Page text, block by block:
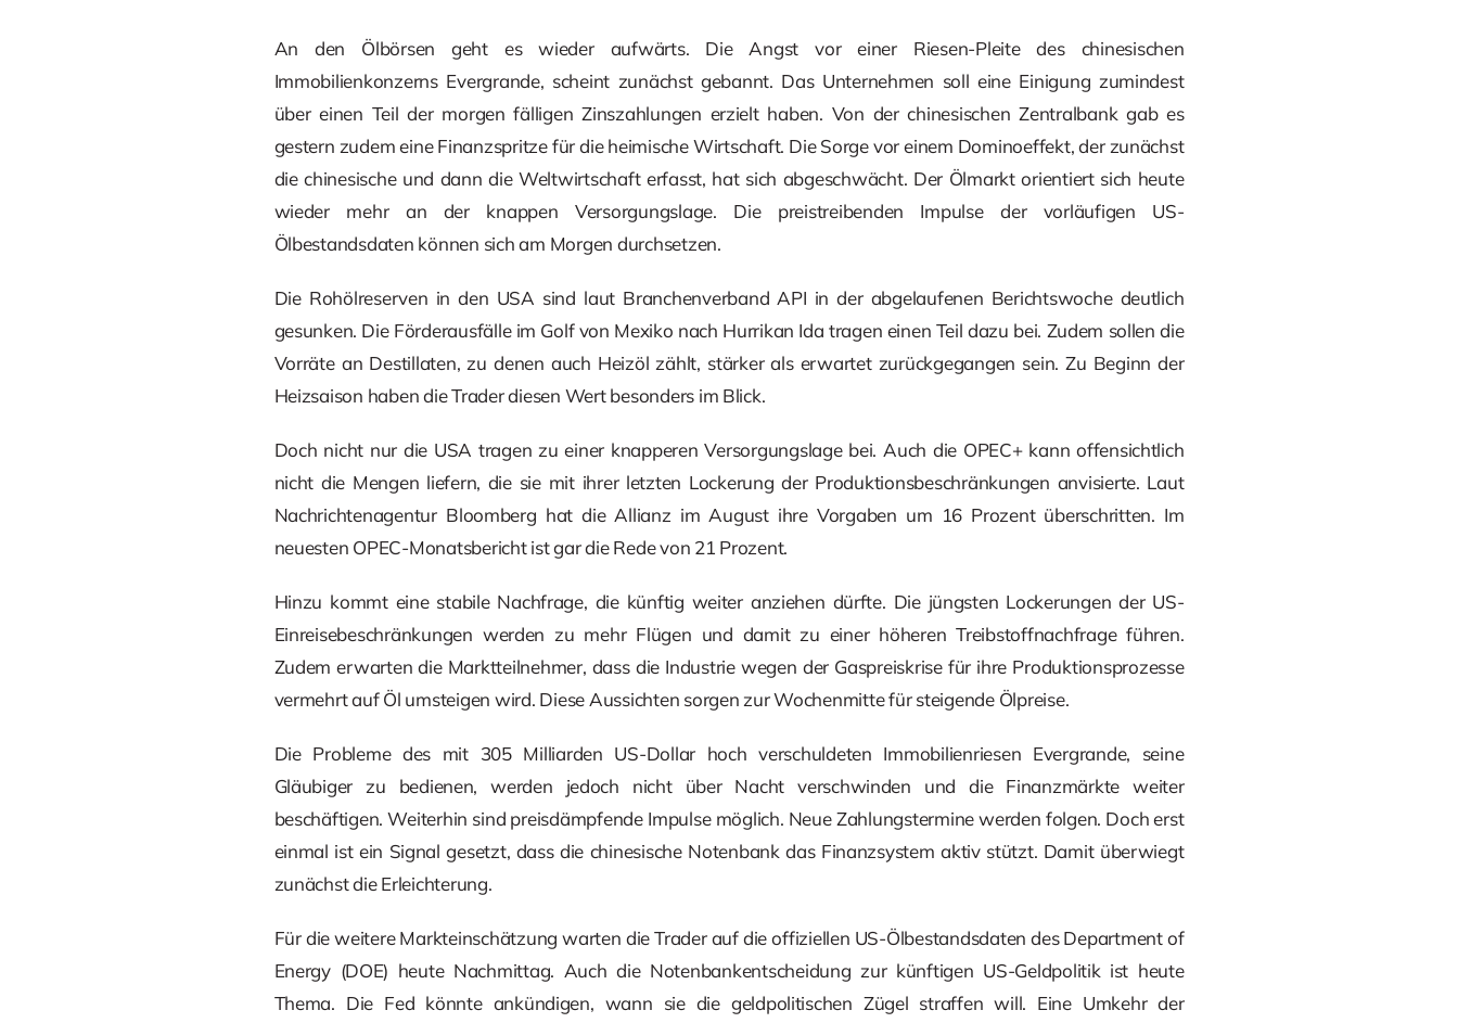
An den Ölbörsen geht es wieder aufwärts. Die Angst vor einer Riesen-Pleite des chinesischen
Immobilienkonzerns Evergrande, scheint zunächst gebannt. Das Unternehmen soll eine Einigung zumindest
über einen Teil der morgen fälligen Zinszahlungen erzielt haben. Von der chinesischen Zentralbank gab es
gestern zudem eine Finanzspritze für die heimische Wirtschaft. Die Sorge vor einem Dominoeffekt, der zunächst
die chinesische und dann die Weltwirtschaft erfasst, hat sich abgeschwächt. Der Ölmarkt orientiert sich heute
wieder mehr an der knappen Versorgungslage. Die preistreibenden Impulse der vorläufigen US-
Ölbestandsdaten können sich am Morgen durchsetzen.
Die Rohölreserven in den USA sind laut Branchenverband API in der abgelaufenen Berichtswoche deutlich
gesunken. Die Förderausfälle im Golf von Mexiko nach Hurrikan Ida tragen einen Teil dazu bei. Zudem sollen die
Vorräte an Destillaten, zu denen auch Heizöl zählt, stärker als erwartet zurückgegangen sein. Zu Beginn der
Heizsaison haben die Trader diesen Wert besonders im Blick.
Doch nicht nur die USA tragen zu einer knapperen Versorgungslage bei. Auch die OPEC+ kann offensichtlich
nicht die Mengen liefern, die sie mit ihrer letzten Lockerung der Produktionsbeschränkungen anvisierte. Laut
Nachrichtenagentur Bloomberg hat die Allianz im August ihre Vorgaben um 16 Prozent überschritten. Im
neuesten OPEC-Monatsbericht ist gar die Rede von 21 Prozent.
Hinzu kommt eine stabile Nachfrage, die künftig weiter anziehen dürfte. Die jüngsten Lockerungen der US-
Einreisebeschränkungen werden zu mehr Flügen und damit zu einer höheren Treibstoffnachfrage führen.
Zudem erwarten die Marktteilnehmer, dass die Industrie wegen der Gaspreiskrise für ihre Produktionsprozesse
vermehrt auf Öl umsteigen wird. Diese Aussichten sorgen zur Wochenmitte für steigende Ölpreise.
Die Probleme des mit 305 Milliarden US-Dollar hoch verschuldeten Immobilienriesen Evergrande, seine
Gläubiger zu bedienen, werden jedoch nicht über Nacht verschwinden und die Finanzmärkte weiter
beschäftigen. Weiterhin sind preisdämpfende Impulse möglich. Neue Zahlungstermine werden folgen. Doch erst
einmal ist ein Signal gesetzt, dass die chinesische Notenbank das Finanzsystem aktiv stützt. Damit überwiegt
zunächst die Erleichterung.
Für die weitere Markteinschätzung warten die Trader auf die offiziellen US-Ölbestandsdaten des Department of
Energy (DOE) heute Nachmittag. Auch die Notenbankentscheidung zur künftigen US-Geldpolitik ist heute
Thema. Die Fed könnte ankündigen, wann sie die geldpolitischen Zügel straffen will. Eine Umkehr der